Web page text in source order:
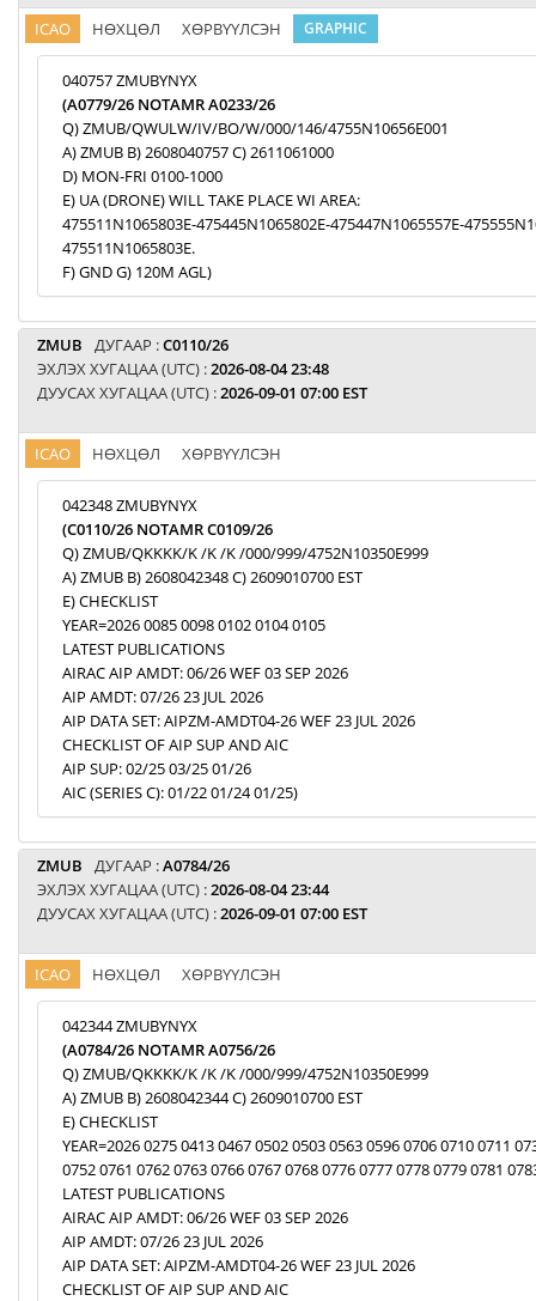
ICAO НӨХЦӨЛ ХӨРВҮҮЛСЭН GRAPHIC
040757 ZMUBYNYX
(A0779/26 NOTAMR A0233/26
Q) ZMUB/QWULW/IV/BO/W/000/146/4755N10656E001
A) ZMUB B) 2608040757 C) 2611061000
D) MON-FRI 0100-1000
E) UA (DRONE) WILL TAKE PLACE WI AREA:
475511N1065803E-475445N1065802E-475447N1065557E-
475511N1065803E.
F) GND G) 120M AGL)
ZMUB ДУГААР :C0110/26
ЭХЛЭХ ХУГАЦАА (UTC) :2026-08-04 23:48
ДУУСАХ ХУГАЦАА (UTC) :2026-09-01 07:00 EST
ICAO НӨХЦӨЛ ХӨРВҮҮЛСЭН
042348 ZMUBYNYX
(C0110/26 NOTAMR C0109/26
Q) ZMUB/QKKKK/K /K /K /000/999/4752N10350E999
A) ZMUB B) 2608042348 C) 2609010700 EST
E) CHECKLIST
YEAR=2026 0085 0098 0102 0104 0105
LATEST PUBLICATIONS
AIRAC AIP AMDT: 06/26 WEF 03 SEP 2026
AIP AMDT: 07/26 23 JUL 2026
AIP DATA SET: AIPZM-AMDT04-26 WEF 23 JUL 2026
CHECKLIST OF AIP SUP AND AIC
AIP SUP: 02/25 03/25 01/26
AIC (SERIES C): 01/22 01/24 01/25)
ZMUB ДУГААР :A0784/26
ЭХЛЭХ ХУГАЦАА (UTC) :2026-08-04 23:44
ДУУСАХ ХУГАЦАА (UTC) :2026-09-01 07:00 EST
ICAO НӨХЦӨЛ ХӨРВҮҮЛСЭН
042344 ZMUBYNYX
(A0784/26 NOTAMR A0756/26
Q) ZMUB/QKKKK/K /K /K /000/999/4752N10350E999
A) ZMUB B) 2608042344 C) 2609010700 EST
E) CHECKLIST
YEAR=2026 0275 0413 0467 0502 0503 0563 0596 0706 0710 0711
0752 0761 0762 0763 0766 0767 0768 0776 0777 0778 0779 0781
LATEST PUBLICATIONS
AIRAC AIP AMDT: 06/26 WEF 03 SEP 2026
AIP AMDT: 07/26 23 JUL 2026
AIP DATA SET: AIPZM-AMDT04-26 WEF 23 JUL 2026
CHECKLIST OF AIP SUP AND AIC